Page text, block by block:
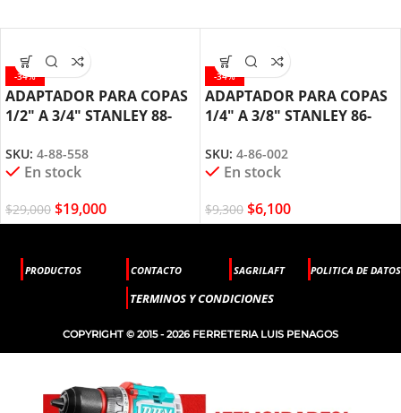
-34%
ADAPTADOR PARA COPAS
1/2″ A 3/4″ STANLEY 88-
SKU: 4-88-558
En stock
$29,000 $19,000
-34%
ADAPTADOR PARA COPAS
1/4″ A 3/8″ STANLEY 86-
SKU: 4-86-002
En stock
$9,300 $6,100
PRODUCTOS CONTACTO SAGRILAFT POLITICA DE DATOS
TERMINOS Y CONDICIONES
COPYRIGHT © 2015 - 2026 FERRETERIA LUIS PENAGOS